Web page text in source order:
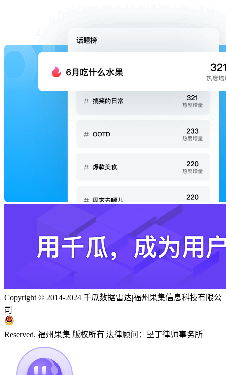
Copyright © 2014-2024 千瓜数据雷达|福州果集信息科技有限公
司
|
Reserved. 福州果集 版权所有|法律顾问：垦丁律师事务所